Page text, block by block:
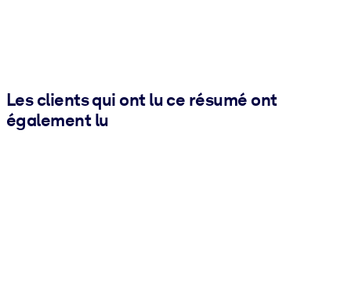
Les clients qui ont lu ce résumé ont
également lu